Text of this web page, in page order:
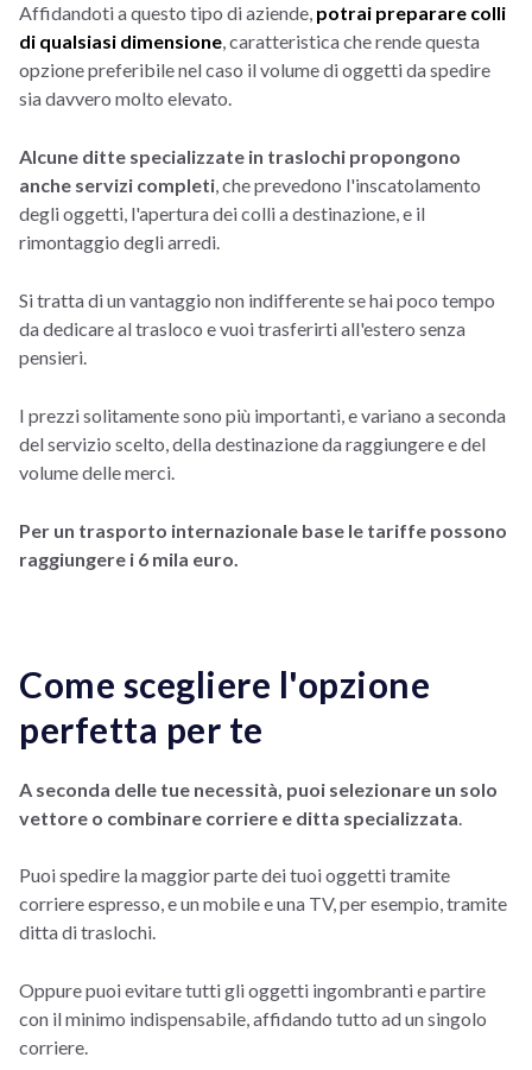
Affidandoti a questo tipo di aziende, potrai preparare colli
di qualsiasi dimensione, caratteristica che rende questa
opzione preferibile nel caso il volume di oggetti da spedire
sia davvero molto elevato.
Alcune ditte specializzate in traslochi propongono
anche servizi completi, che prevedono l'inscatolamento
degli oggetti, l'apertura dei colli a destinazione, e il
rimontaggio degli arredi.
Si tratta di un vantaggio non indifferente se hai poco tempo
da dedicare al trasloco e vuoi trasferirti all'estero senza
pensieri.
I prezzi solitamente sono più importanti, e variano a seconda
del servizio scelto, della destinazione da raggiungere e del
volume delle merci.
Per un trasporto internazionale base le tariffe possono
raggiungere i 6 mila euro.
Come scegliere l'opzione
perfetta per te
A seconda delle tue necessità, puoi selezionare un solo
vettore o combinare corriere e ditta specializzata.
Puoi spedire la maggior parte dei tuoi oggetti tramite
corriere espresso, e un mobile e una TV, per esempio, tramite
ditta di traslochi.
Oppure puoi evitare tutti gli oggetti ingombranti e partire
con il minimo indispensabile, affidando tutto ad un singolo
corriere.